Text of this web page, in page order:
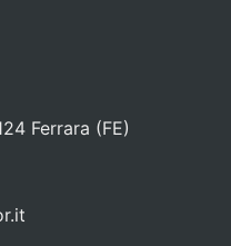
Ferrara (FE)